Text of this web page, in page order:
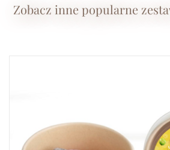
Zobacz inne popularne